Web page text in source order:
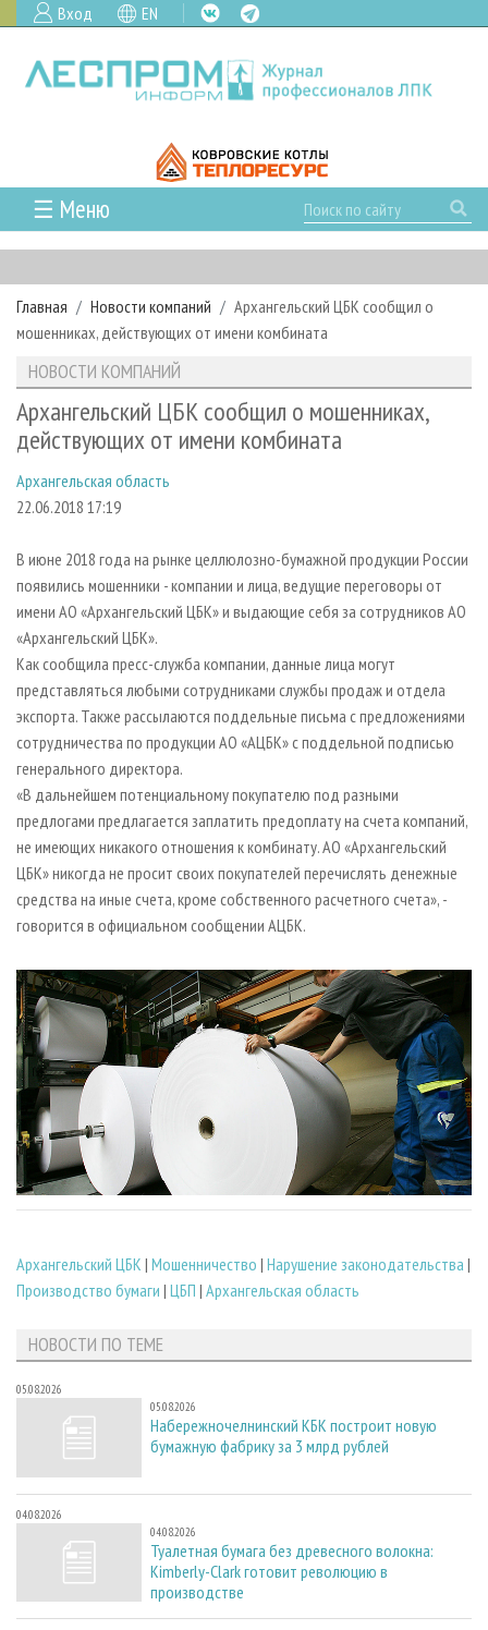
Вход EN
☰ Меню
ГЛАВНАЯ
РУБРИКИ И ТЕМЫ
РУБРИКИ ЖУРНАЛА
ЛЕСНОЕ ХОЗЯЙСТВО
ЛЕСОЗАГОТОВКА
ЛЕСОПИЛЕНИЕ
СУШКА ДРЕВЕСИНЫ
ДЕРЕВЯННОЕ ДОМОСТРОЕНИЕ
ПРОИЗВОДСТВО МЕБЕЛИ
БИОЭНЕРГЕТИКА
ЦБП
ИНСТРУМЕНТ И МАТЕРИАЛЫ
НОВОСТИ
КАЛЕНДАРЬ СОБЫТИЙ
НОВОСТИ ЛПК
НОВОСТИ ЖУРНАЛА
ПРОЕКТЫ ЛПИ
АНАЛИТИКА
ПРЕДПРИЯТИЯ ЛПК
ПЕРСОНЫ
ОФИЦИАЛЬНЫЕ ДЕЛЕГАЦИИ
ПРИОРИТЕТНЫЕ ИНВЕСТПРОЕКТЫ
RUSSIAN FORESTRY REVIEW
ГАЗЕТА ЛЕСПРОМФОРУМ
БИБЛИОТЕКА СПЕЦИАЛИСТА
АРХИВ ЖУРНАЛОВ
О ЖУРНАЛЕ
ПОДПИСКА
КОНТАКТЫ
РЕКЛАМОДАТЕЛЯМ
РЕКЛАМА
Главная Новости компаний
Архангельский ЦБК сообщил о
мошенниках, действующих от имени комбината
НОВОСТИ КОМПАНИЙ
Архангельский ЦБК сообщил о мошенниках,
действующих от имени комбината
Архангельская область
22.06.2018 17:19
В июне 2018 года на рынке целлюлозно-бумажной продукции России
появились мошенники - компании и лица, ведущие переговоры от
имени АО «Архангельский ЦБК» и выдающие себя за сотрудников АО
«Архангельский ЦБК».
Как сообщила пресс-служба компании, данные лица могут
представляться любыми сотрудниками службы продаж и отдела
экспорта. Также рассылаются поддельные письма с предложениями
сотрудничества по продукции АО «АЦБК» с поддельной подписью
генерального директора.
«В дальнейшем потенциальному покупателю под разными
предлогами предлагается заплатить предоплату на счета компаний,
не имеющих никакого отношения к комбинату. АО «Архангельский
ЦБК» никогда не просит своих покупателей перечислять денежные
средства на иные счета, кроме собственного расчетного счета», -
говорится в официальном сообщении АЦБК.
Архангельский ЦБК | Мошенничество | Нарушение законодательства |
Производство бумаги | ЦБП | Архангельская область
НОВОСТИ ПО ТЕМЕ
05.08.2026
05.08.2026
Набережночелнинский КБК построит новую
бумажную фабрику за 3 млрд рублей
04.08.2026
04.08.2026
Туалетная бумага без древесного волокна:
Kimberly-Clark готовит революцию в
производстве